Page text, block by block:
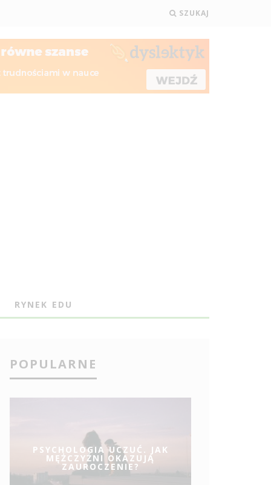
SZUKAJ
RYNEK EDU
POPULARNE
PSYCHOLOGIA UCZUĆ. JAK
MĘŻCZYŹNI OKAZUJĄ
ZAUROCZENIE?